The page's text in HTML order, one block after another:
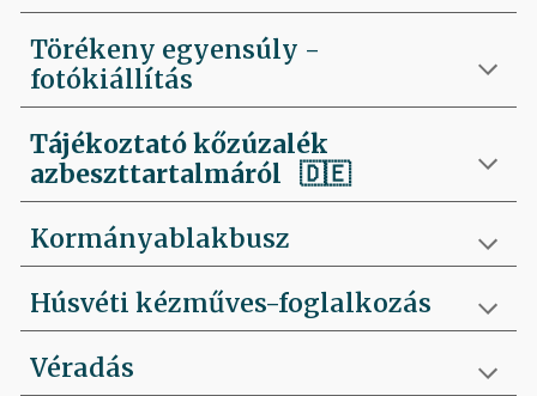
Törékeny egyensúly -
fotókiállítás
Tájékoztató kőzúzalék
azbeszttartalmáról 🇩🇪
Kormányablakbusz
Húsvéti kézműves-foglalkozás
Véradás